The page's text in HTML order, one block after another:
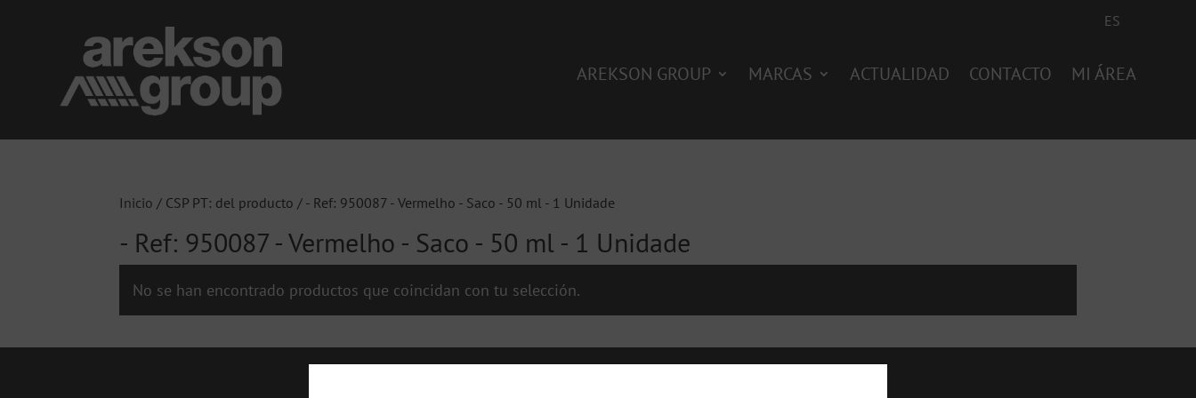
ES
AREKSON GROUP MARCAS ACTUALIDAD CONTACTO MI ÁREA
Inicio / CSP PT: del producto / - Ref: 950087 - Vermelho - Saco - 50 ml - 1 Unidade
- Ref: 950087 - Vermelho - Saco - 50 ml - 1 Unidade
No se han encontrado productos que coincidan con tu selección.